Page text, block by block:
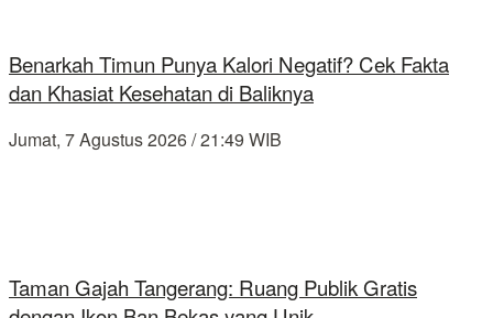
Benarkah Timun Punya Kalori Negatif? Cek Fakta
dan Khasiat Kesehatan di Baliknya
Jumat, 7 Agustus 2026 / 21:49 WIB
Taman Gajah Tangerang: Ruang Publik Gratis